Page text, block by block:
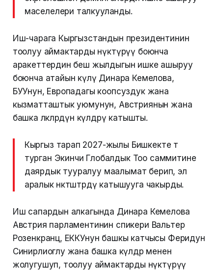
маселелери талкууланды.
Иш-чарага Кыргызстандын президентинин
тоолуу аймактарды өнүктүрүү боюнча
аракеттердин беш жылдыгын ишке ашыруу
боюнча атайын өкүлү Динара Кемелова,
БУУнун, Европадагы коопсуздук жана
кызматташтык уюмунун, Австриянын жана
башка өлкөлөрдүн өкүлдөрү катышты.
Кыргыз тарап 2027-жылы Бишкекте өтө
турган Экинчи Глобалдык Тоо саммитине
даярдык тууралуу маалымат берип, эл
аралык өнөктөштөрдү катышууга чакырды.
Иш сапардын алкагында Динара Кемелова
Австрия парламентинин спикери Вальтер
Розенкранц, ЕККУнун башкы катчысы Феридун
Синирлиоглу жана башка өкүлдөр менен
жолугушуп, тоолуу аймактарды өнүктүрүү